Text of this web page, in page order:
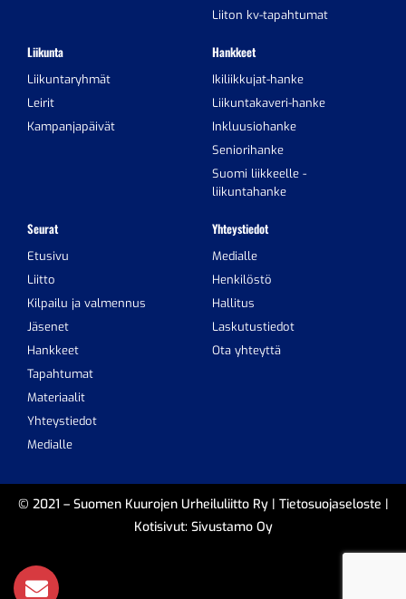
Liiton kv-tapahtumat
Liikunta
Liikuntaryhmät
Leirit
Kampanjapäivät
Hankkeet
Ikiliikkujat-hanke
Liikuntakaveri-hanke
Inkluusiohanke
Seniorihanke
Suomi liikkeelle -
liikuntahanke
Seurat
Etusivu
Liitto
Kilpailu ja valmennus
Jäsenet
Hankkeet
Tapahtumat
Materiaalit
Yhteystiedot
Medialle
Yhteystiedot
Medialle
Henkilöstö
Hallitus
Laskutustiedot
Ota yhteyttä
© 2021 – Suomen Kuurojen Urheiluliitto Ry | Tietosuojaseloste |
Kotisivut: Sivustamo Oy